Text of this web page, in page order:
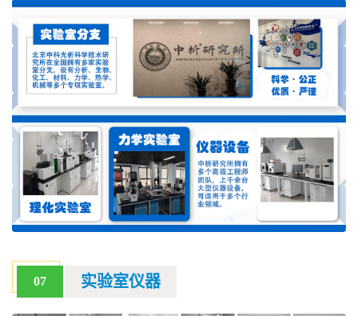
07 实验室仪器